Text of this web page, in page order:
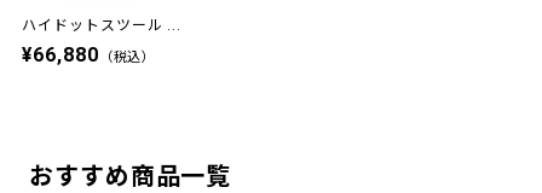
ハイドットスツール ...
¥66,880 （税込）
おすすめ商品一覧